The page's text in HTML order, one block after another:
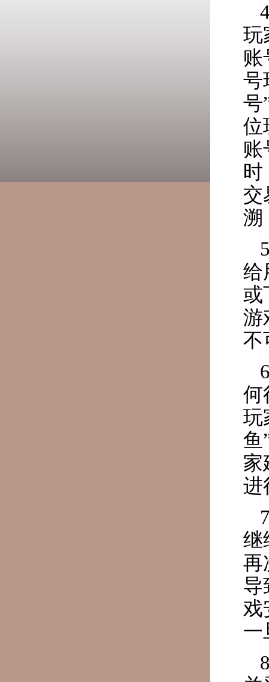
玩
账
号
号
位
账
时
交
溯
给
或
游
不
何
玩
鱼
家
进
继
再
导
戏
一